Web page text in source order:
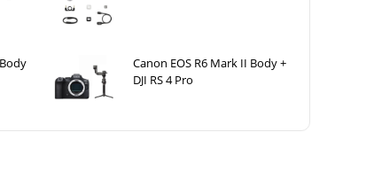
Canon EOS R6 Mark II Body +
DJI RS 4 Pro